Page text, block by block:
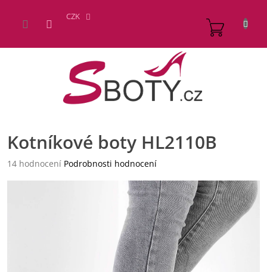
obsah
CZK
Kotníkové boty HL2110B
Průměrné
14 hodnocení Podrobnosti hodnocení